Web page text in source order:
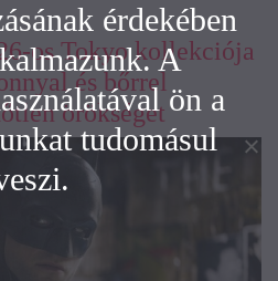
os Tokyo kollekciója
és bőrrel
örökséget
érdekében
A
ön a
tudomásul